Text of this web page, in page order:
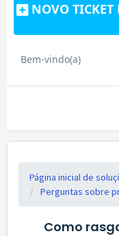
NOVO TICKET
Bem-vindo(a)
Página inicial de
Perguntas sobre
Como